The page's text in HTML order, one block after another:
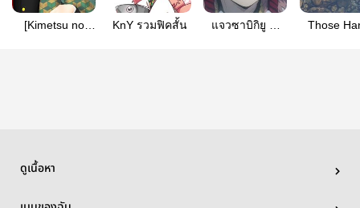
[Kimetsu no
KnY รวมฟิคสั้น
แจวซาบิกิยู ณ
Those
ดูเนื้อหา